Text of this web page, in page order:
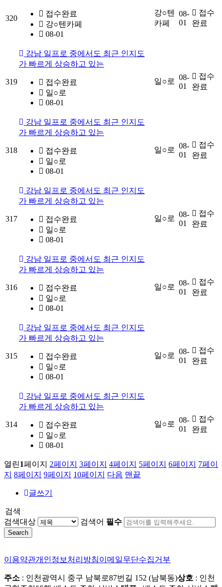
320
접수완료
강○텐카페
08-01
강○텐
카페
08-
01
접수
완료
319
강남 일프로 중에서도 최근 인지도
가 빠르게 상승하고 있는
접수완료
일○로
08-01
일○로 08-
01
접수
완료
318
강남 일프로 중에서도 최근 인지도
가 빠르게 상승하고 있는
접수완료
일○로
08-01
일○로 08-
01
접수
완료
317
강남 일프로 중에서도 최근 인지도
가 빠르게 상승하고 있는
접수완료
일○로
08-01
일○로 08-
01
접수
완료
316
강남 일프로 중에서도 최근 인지도
가 빠르게 상승하고 있는
접수완료
일○로
08-01
일○로 08-
01
접수
완료
315
강남 일프로 중에서도 최근 인지도
가 빠르게 상승하고 있는
접수완료
일○로
08-01
일○로 08-
01
접수
완료
314
강남 일프로 중에서도 최근 인지도
가 빠르게 상승하고 있는
접수완료
일○로
08-01
일○로 08-
01
접수
완료
열린1페이지 2페이지 3페이지 4페이지 5페이지 6페이지 7페이
지 8페이지 9페이지 10페이지 다음 맨끝
글쓰기
검색
검색대상
검색어 필수
Search
이용약관개인정보처리방침이메일무단수집거부
주소 : 인천광역시 중구 남북로87번길 152 (남북동)상호 : 인천